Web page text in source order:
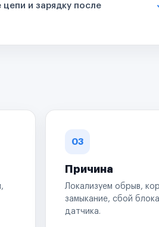
цепи и зарядку после
03
Причина
Локализуем обрыв,
замыкание, сбой
датчика.